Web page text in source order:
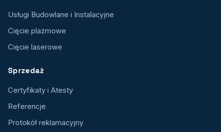
Usługi Budowlane i Instalacyjne
Cięcie plazmowe
Cięcie laserowe
Sprzedaż
Certyfikaty i Atesty
Referencje
Protokół reklamacyjny